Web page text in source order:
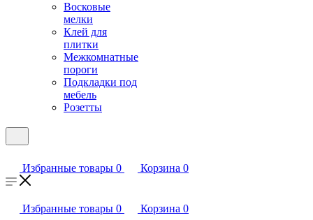
Восковые
мелки
Клей для
плитки
Межкомнатные
пороги
Подкладки под
мебель
Розетты
Избранные товары 0 Корзина 0
Избранные товары 0 Корзина 0